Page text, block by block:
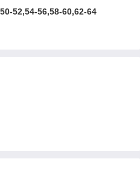
50-52,54-56,58-60,62-64